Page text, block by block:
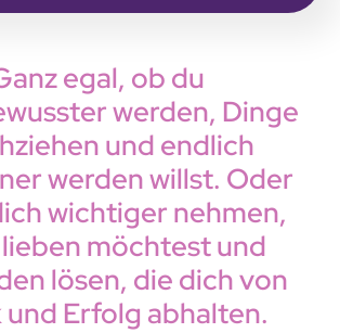
egal, ob du
werden, Dinge
und endlich
werden willst. Oder
wichtiger nehmen,
möchtest und
lösen, die dich von
und Erfolg abhalten.